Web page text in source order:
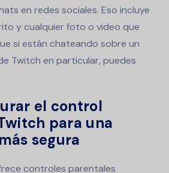
en redes sociales. Eso incluye
y cualquier foto o video que
si están chateando sobre un
Twitch en particular, puedes
el control
para una
segura
controles parentales